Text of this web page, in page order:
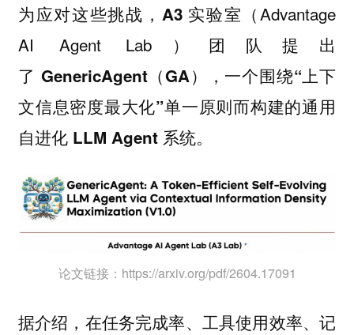
为应对这些挑战， A3 实验室 （Advantage
AI Agent Lab）团队提出
了 GenericAgent（GA） ，一个围绕“上下
文信息密度最大化”单一原则而构建的通用
自进化 LLM Agent 系统。
论文链接：https://arxiv.org/pdf/2604.17091
据介绍，在任务完成率、工具使用效率、记